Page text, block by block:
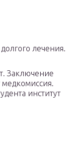
лечения.
Заключение
институт